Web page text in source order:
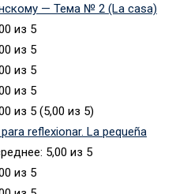
— Тема № 2 (La casa)
(5,00 из 5)
reflexionar. La pequeña